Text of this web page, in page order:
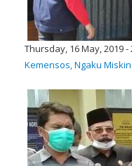
Thursday, 16 May, 2019 -
Kemensos, Ngaku